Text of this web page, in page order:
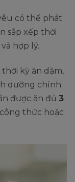
có thể phát
sắp xếp thời
hợp lý.
thời kỳ ăn dặm,
dưỡng chính
được ăn đủ 3
thức hoặc